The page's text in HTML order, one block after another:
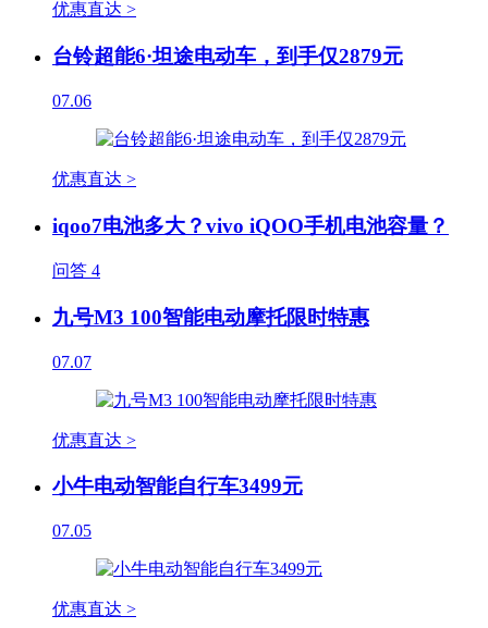
优惠直达 >
台铃超能6·坦途电动车，到手仅2879元
07.06
优惠直达 >
iqoo7电池多大？vivo iQOO手机电池容量？
问答 4
九号M3 100智能电动摩托限时特惠
07.07
优惠直达 >
小牛电动智能自行车3499元
07.05
优惠直达 >